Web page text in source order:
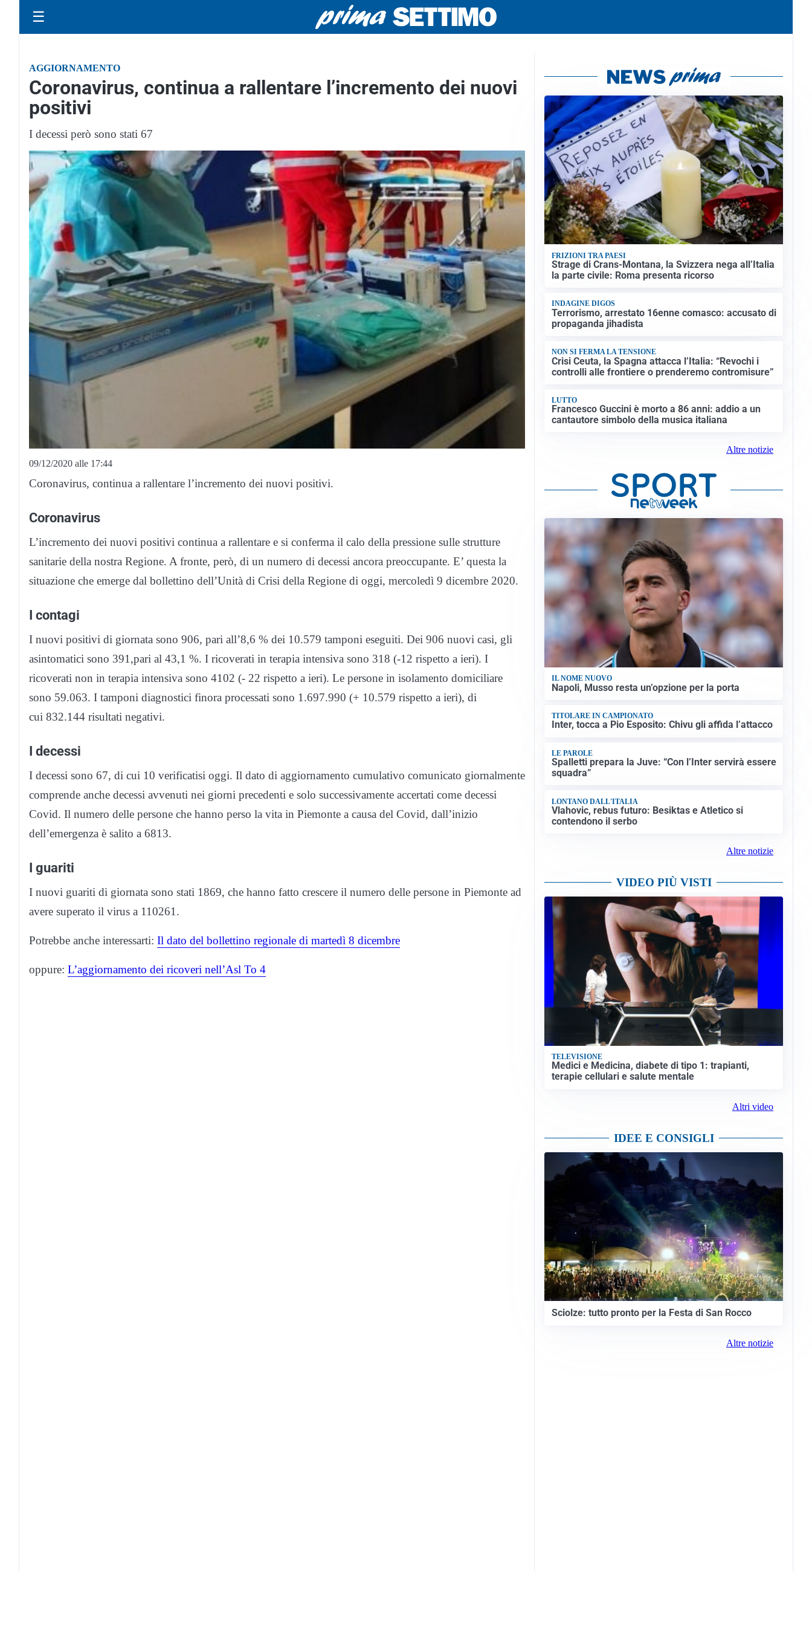
☰
AGGIORNAMENTO
Coronavirus, continua a rallentare l’incremento dei nuovi
positivi
I decessi però sono stati 67
09/12/2020 alle 17:44
Coronavirus, continua a rallentare l’incremento dei nuovi positivi.
Coronavirus
L’incremento dei nuovi positivi continua a rallentare e si conferma il calo della pressione sulle strutture
sanitarie della nostra Regione. A fronte, però, di un numero di decessi ancora preoccupante. E’ questa la
situazione che emerge dal bollettino dell’Unità di Crisi della Regione di oggi, mercoledì 9 dicembre 2020.
I contagi
I nuovi positivi di giornata sono 906, pari all’8,6 % dei 10.579 tamponi eseguiti. Dei 906 nuovi casi, gli
asintomatici sono 391,pari al 43,1 %. I ricoverati in terapia intensiva sono 318 (-12 rispetto a ieri). I
ricoverati non in terapia intensiva sono 4102 (- 22 rispetto a ieri). Le persone in isolamento domiciliare
sono 59.063. I tamponi diagnostici finora processati sono 1.697.990 (+ 10.579 rispetto a ieri), di
cui 832.144 risultati negativi.
I decessi
I decessi sono 67, di cui 10 verificatisi oggi. Il dato di aggiornamento cumulativo comunicato giornalmente
comprende anche decessi avvenuti nei giorni precedenti e solo successivamente accertati come decessi
Covid. Il numero delle persone che hanno perso la vita in Piemonte a causa del Covid, dall’inizio
dell’emergenza è salito a 6813.
I guariti
I nuovi guariti di giornata sono stati 1869, che hanno fatto crescere il numero delle persone in Piemonte ad
avere superato il virus a 110261.
Potrebbe anche interessarti: Il dato del bollettino regionale di martedì 8 dicembre
oppure: L’aggiornamento dei ricoveri nell’Asl To 4
FRIZIONI TRA PAESI
Strage di Crans-Montana, la Svizzera nega all’Italia
la parte civile: Roma presenta ricorso
INDAGINE DIGOS
Terrorismo, arrestato 16enne comasco: accusato di
propaganda jihadista
NON SI FERMA LA TENSIONE
Crisi Ceuta, la Spagna attacca l’Italia: “Revochi i
controlli alle frontiere o prenderemo contromisure”
LUTTO
Francesco Guccini è morto a 86 anni: addio a un
cantautore simbolo della musica italiana
Altre notizie
IL NOME NUOVO
Napoli, Musso resta un’opzione per la porta
TITOLARE IN CAMPIONATO
Inter, tocca a Pio Esposito: Chivu gli affida l’attacco
LE PAROLE
Spalletti prepara la Juve: “Con l’Inter servirà essere
squadra”
LONTANO DALL'ITALIA
Vlahovic, rebus futuro: Besiktas e Atletico si
contendono il serbo
Altre notizie
VIDEO PIÙ VISTI
TELEVISIONE
Medici e Medicina, diabete di tipo 1: trapianti,
terapie cellulari e salute mentale
Altri video
IDEE E CONSIGLI
Sciolze: tutto pronto per la Festa di San Rocco
Altre notizie